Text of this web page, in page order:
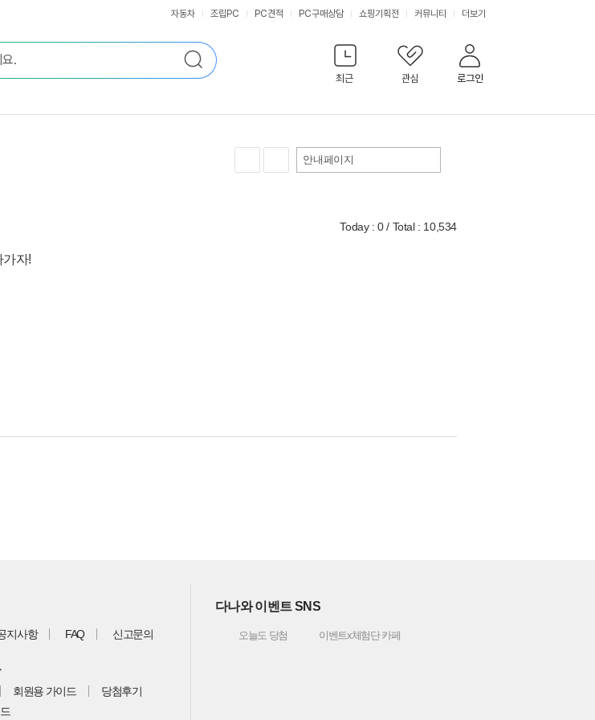
최근 관심 로그인
자동차 조립PC PC견적 PC구매상담 쇼핑기획전 커뮤니티 더보기
안내페이지
Today : 0 / Total : 10,534
가자!
지사항 FAQ 신고문의
회원용 가이드
당첨후기
다나와 이벤트 SNS
오늘도 당첨 이벤트x체험단 카페